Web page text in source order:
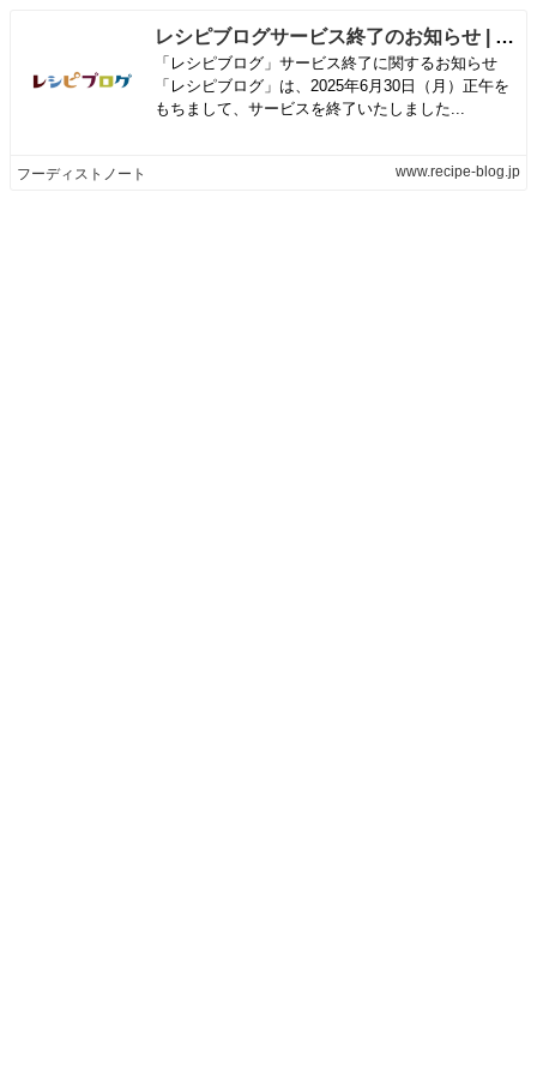
レシピブログサービス終了のお知らせ | フーディストノート
「レシピブログ」サービス終了に関するお知らせ
「レシピブログ」は、2025年6月30日（月）正午を
もちまして、サービスを終了いたしました...
フーディストノート www.recipe-blog.jp